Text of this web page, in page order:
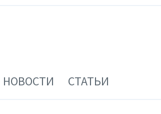
НОВОСТИ СТАТЬИ